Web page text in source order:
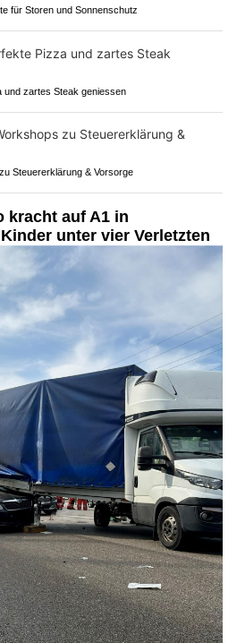
für Storen und Sonnenschutz
und zartes Steak geniessen
Steuererklärung & Vorsorge
kracht auf A1 in
unter vier Verletzten